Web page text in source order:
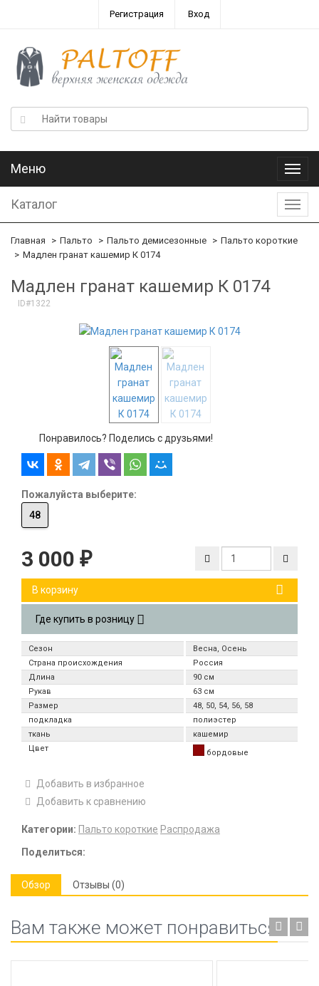
Регистрация Вход
Меню
Меню
Каталог
Главная Пальто Пальто демисезонные
Пальто короткие
Мадлен гранат кашемир К 0174
Мадлен гранат кашемир К 0174
ID#1322
Понравилось? Поделись с друзьями!
Пожалуйста выберите:
48
3 000 ₽
В корзину
Где купить в розницу
Сезон
Весна, Осень
Страна происхождения
Россия
Длина
90 см
Рукав
63 см
Размер
48, 50, 54, 56, 58
подкладка
полиэстер
ткань
кашемир
Цвет
бордовые
Добавить в избранное
Добавить к сравнению
Категории: Пальто короткие Распродажа
Поделиться:
Обзор Отзывы (0)
Вам также может понравиться